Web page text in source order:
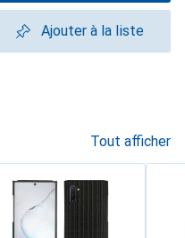
Ajouter à la liste
Tout afficher